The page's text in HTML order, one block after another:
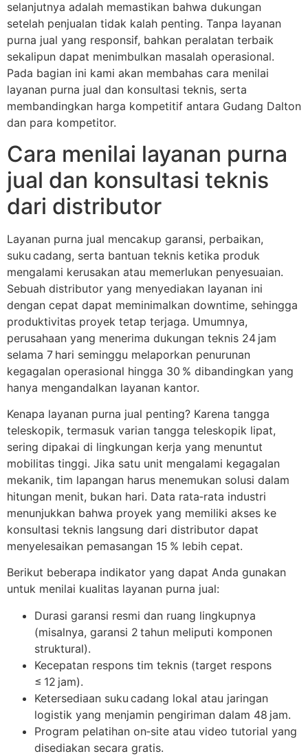
selanjutnya adalah memastikan bahwa dukungan
setelah penjualan tidak kalah penting. Tanpa layanan
purna jual yang responsif, bahkan peralatan terbaik
sekalipun dapat menimbulkan masalah operasional.
Pada bagian ini kami akan membahas cara menilai
layanan purna jual dan konsultasi teknis, serta
membandingkan harga kompetitif antara Gudang Dalton
dan para kompetitor.
Cara menilai layanan purna
jual dan konsultasi teknis
dari distributor
Layanan purna jual mencakup garansi, perbaikan,
suku cadang, serta bantuan teknis ketika produk
mengalami kerusakan atau memerlukan penyesuaian.
Sebuah distributor yang menyediakan layanan ini
dengan cepat dapat meminimalkan downtime, sehingga
produktivitas proyek tetap terjaga. Umumnya,
perusahaan yang menerima dukungan teknis 24 jam
selama 7 hari seminggu melaporkan penurunan
kegagalan operasional hingga 30 % dibandingkan yang
hanya mengandalkan layanan kantor.
Kenapa layanan purna jual penting? Karena tangga
teleskopik, termasuk varian tangga teleskopik lipat,
sering dipakai di lingkungan kerja yang menuntut
mobilitas tinggi. Jika satu unit mengalami kegagalan
mekanik, tim lapangan harus menemukan solusi dalam
hitungan menit, bukan hari. Data rata‑rata industri
menunjukkan bahwa proyek yang memiliki akses ke
konsultasi teknis langsung dari distributor dapat
menyelesaikan pemasangan 15 % lebih cepat.
Berikut beberapa indikator yang dapat Anda gunakan
untuk menilai kualitas layanan purna jual:
Durasi garansi resmi dan ruang lingkupnya
(misalnya, garansi 2 tahun meliputi komponen
struktural).
Kecepatan respons tim teknis (target respons
≤ 12 jam).
Ketersediaan suku cadang lokal atau jaringan
logistik yang menjamin pengiriman dalam 48 jam.
Program pelatihan on‑site atau video tutorial yang
disediakan secara gratis.